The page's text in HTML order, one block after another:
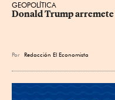
GEOPOLÍTICA
Donald Trump
Por Redacción El Economista